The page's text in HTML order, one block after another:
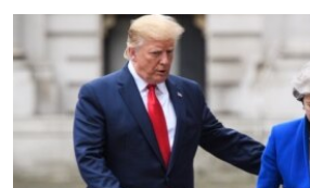
поискуЎЗБЕКЧА
ТОҶИКӢ
TÜRKMENÇE
Все сайты РСЕ/РС